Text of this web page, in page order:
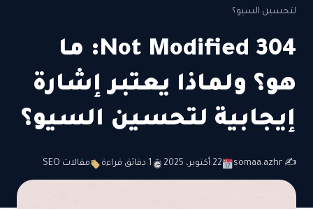
لتحسين السيو؟
304 Not Modified: ما
هو؟ ولماذا يعتبر إشارة
إيجابية لتحسين السيو؟
✍️ somaa.azhr 22 أكتوبر، 2025 1 دقائق قراءة مقالات SEO